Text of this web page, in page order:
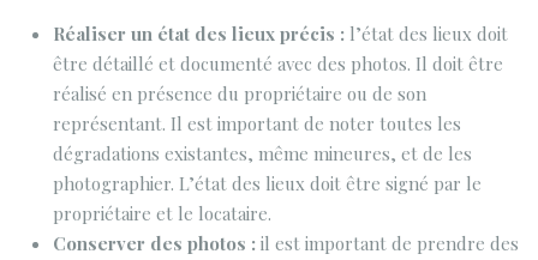
Réaliser un état des lieux précis : l’état des lieux doit
être détaillé et documenté avec des photos. Il doit être
réalisé en présence du propriétaire ou de son
représentant. Il est important de noter toutes les
dégradations existantes, même mineures, et de les
photographier. L’état des lieux doit être signé par le
propriétaire et le locataire.
Conserver des photos : il est important de prendre des